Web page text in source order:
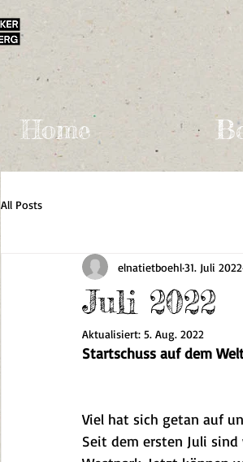
Home
All Posts
Juli 2022
elnatietboehl31. Juli 2022
Aktualisiert: 5. Aug. 2022
Startschuss auf dem
Viel hat sich getan auf
Seit dem ersten Juli